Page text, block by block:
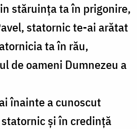
stăruința ta în prigonire,
statornic te-ai arătat
ta în rău,
de oameni Dumnezeu a
înainte a cunoscut
și în credință